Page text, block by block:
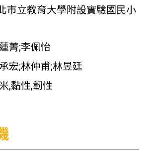
市立教育大學附設實驗國民小
菁;李佩怡
宏;林仲甫;林昱廷
,黏性,韌性